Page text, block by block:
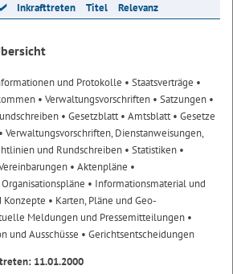
Inkrafttreten Titel Relevanz
und Protokolle • Staatsverträge •
• Verwaltungsvorschriften • Satzungen •
• Gesetzblatt• Amtsblatt• Gesetze
• Verwaltungsvorschriften, Dienstanweisungen,
und Rundschreiben • Statistiken •
• Aktenpläne •
• Informationsmaterial und
Konzepte • Karten, Pläne und Geo-
Meldungen und Pressemitteilungen •
und Ausschüsse • Gerichtsentscheidungen
11.01.2000